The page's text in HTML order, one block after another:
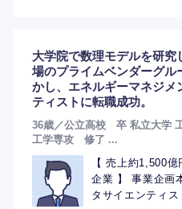
大学院で数理モデルを研究
場のプライムベンダーグル
かし、エネルギーマネジメ
ティストに転職成功。
36歳／公立高校 卒 私立大学
工学専攻 修了 ...
【 売上約1,500
企業 】 事業企画
タサイエンティス